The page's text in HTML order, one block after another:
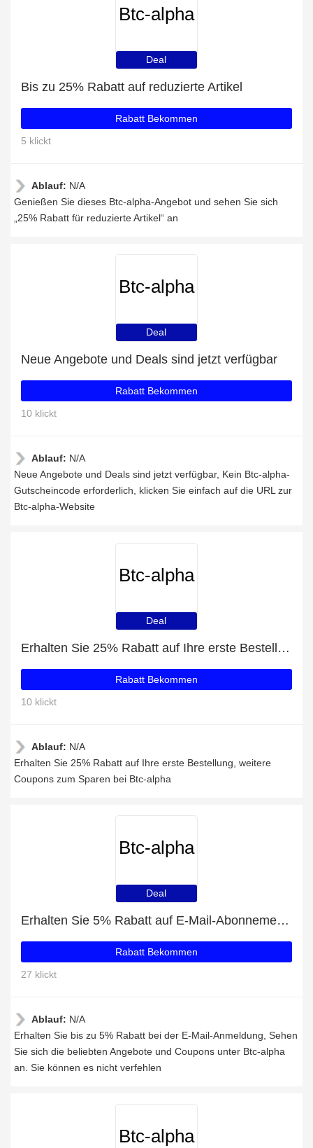
Btc-alpha
Deal
Bis zu 25% Rabatt auf reduzierte Artikel
Rabatt Bekommen
5 klickt
Ablauf: N/A
Genießen Sie dieses Btc-alpha-Angebot und sehen Sie sich
„25% Rabatt für reduzierte Artikel“ an
Btc-alpha
Deal
Neue Angebote und Deals sind jetzt verfügbar
Rabatt Bekommen
10 klickt
Ablauf: N/A
Neue Angebote und Deals sind jetzt verfügbar, Kein Btc-alpha-
Gutscheincode erforderlich, klicken Sie einfach auf die URL zur
Btc-alpha-Website
Btc-alpha
Deal
Erhalten Sie 25% Rabatt auf Ihre erste Bestellung
Rabatt Bekommen
10 klickt
Ablauf: N/A
Erhalten Sie 25% Rabatt auf Ihre erste Bestellung, weitere
Coupons zum Sparen bei Btc-alpha
Btc-alpha
Deal
Erhalten Sie 5% Rabatt auf E-Mail-Abonnements
Rabatt Bekommen
27 klickt
Ablauf: N/A
Erhalten Sie bis zu 5% Rabatt bei der E-Mail-Anmeldung, Sehen
Sie sich die beliebten Angebote und Coupons unter Btc-alpha
an. Sie können es nicht verfehlen
Btc-alpha